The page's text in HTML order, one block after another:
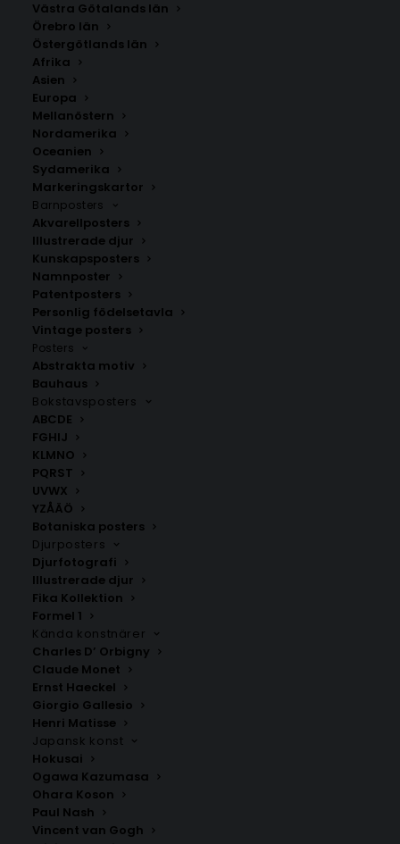
Västra Götalands län
Örebro län
Östergötlands län
Afrika
Asien
Europa
Mellanöstern
Nordamerika
Oceanien
Sydamerika
Markeringskartor
Barnposters
Akvarellposters
Illustrerade djur
Kunskapsposters
Namnposter
Patentposters
Personlig födelsetavla
Vintage posters
Posters
Abstrakta motiv
Bauhaus
Bokstavsposters
ABCDE
FGHIJ
KLMNO
PQRST
UVWX
YZÅÄÖ
Botaniska posters
Djurposters
Djurfotografi
Illustrerade djur
Fika Kollektion
Formel 1
Kända konstnärer
Charles D’ Orbigny
Claude Monet
Ernst Haeckel
Giorgio Gallesio
Henri Matisse
Japansk konst
Hokusai
Ogawa Kazumasa
Ohara Koson
Paul Nash
Vincent van Gogh
White Tulips Poster #1
Storlek
229.00kr
LÄGG TILL I VARUKORG
En mjuk och romantisk poster med vita tulpaner mot
en dämpad salviagrön bakgrund. Motivet förmedlar
vårkänsla, lugn och elegans – perfekt för sovrum, kök
eller vardagsrum i nordisk stil.
Matcha gärna affischen med andra
posters.
Abstrakta motiv
Vårposters
ANDRA KÖPTE ÄVEN
Körsbär Poster – Pomona
Italiana
Fr.99.00kr